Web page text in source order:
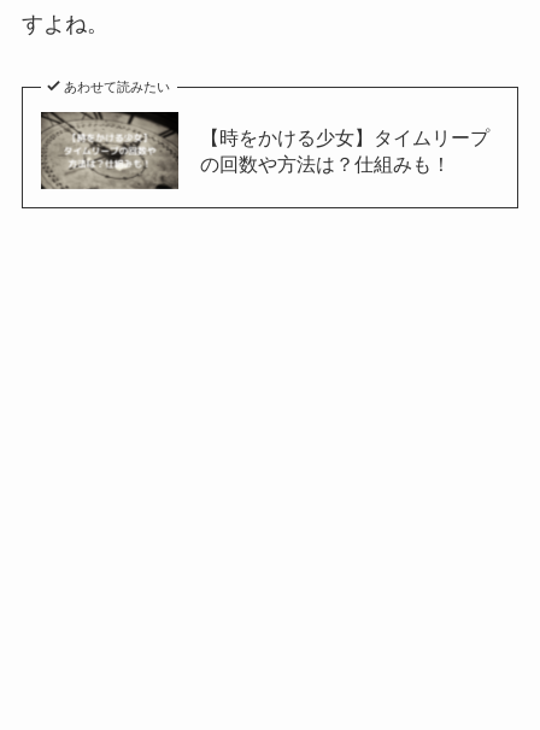
すよね。
あわせて読みたい
【時をかける少女】タイムリープ
の回数や方法は？仕組みも！